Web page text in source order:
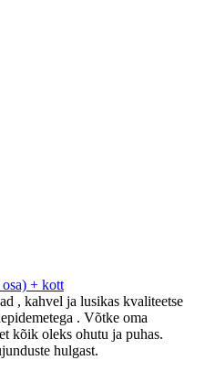
+ kott
, kahvel ja lusikas kvaliteetse
. Võtke oma
kõik oleks ohutu ja puhas.
hulgast.